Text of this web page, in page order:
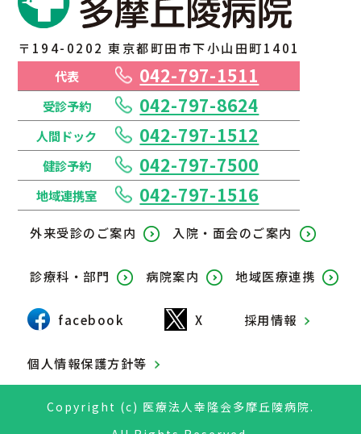
〒194-0202 東京都町田市下小山田町1401
代表
042-797-1511
受診予約 042-797-8624
人間ドック 042-797-1512
健診予約 042-797-7500
地域連携室 042-797-1516
外来受診のご案内 入院・面会のご案内
診療科・部門 病院案内 地域医療連携
facebook X 採用情報
個人情報保護方針等
Copyright (c) 医療法人幸隆会多摩丘陵病院.